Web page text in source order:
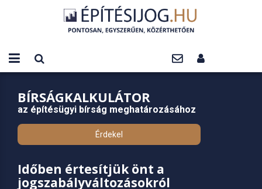
BÍRSÁGKALKULÁTOR
az építésügyi bírság meghatározásához
Érdekel
Időben értesítjük önt a
jogszabályváltozásokról